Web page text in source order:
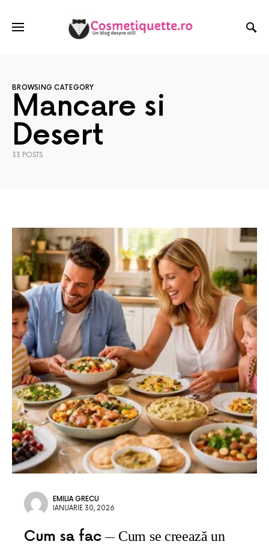
BROWSING CATEGORY
Mancare si
Desert
33 POSTS
EMILIA GRECU
IANUARIE 30, 2026
Cum sa fac
Cum se creează un